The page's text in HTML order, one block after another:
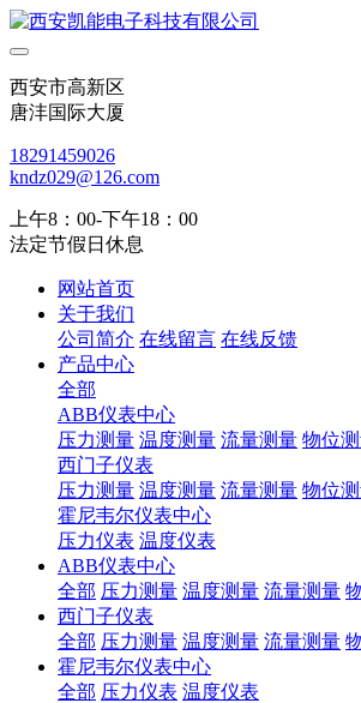
西安市高新区
唐沣国际大厦
18291459026
kndz029@126.com
上午8：00-下午18：00
法定节假日休息
网站首页
关于我们
公司简介 在线留言 在线反馈
产品中心
全部
ABB仪表中心
压力测量 温度测量 流量测量 物位
西门子仪表
压力测量 温度测量 流量测量 物位
霍尼韦尔仪表中心
压力仪表 温度仪表
ABB仪表中心
全部 压力测量 温度测量 流量测量
西门子仪表
全部 压力测量 温度测量 流量测量
霍尼韦尔仪表中心
全部 压力仪表 温度仪表